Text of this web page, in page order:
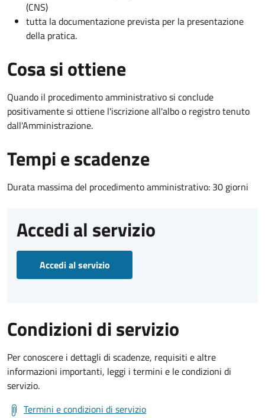
(CNS)
tutta la documentazione prevista per la presentazione
della pratica.
Cosa si ottiene
Quando il procedimento amministrativo si conclude
positivamente si ottiene l'iscrizione all'albo o registro tenuto
dall'Amministrazione.
Tempi e scadenze
Durata massima del procedimento amministrativo: 30 giorni
Accedi al servizio
Accedi al servizio
Condizioni di servizio
Per conoscere i dettagli di scadenze, requisiti e altre
informazioni importanti, leggi i termini e le condizioni di
servizio.
Termini e condizioni di servizio